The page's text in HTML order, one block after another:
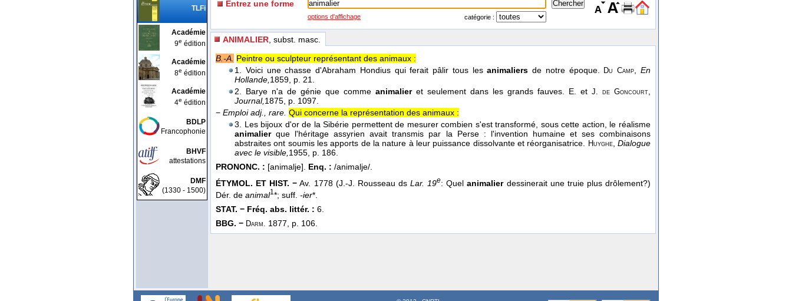
TLFi
Académie
9e édition
Académie
8e édition
Académie
4e édition
BDLP
Francophonie
BHVF
attestations
DMF
(1330 - 1500)
Entrez une forme
options d'affichage catégorie :
ANIMALIER , subst. masc.
B.-A. Peintre ou sculpteur représentant des animaux :
1. Voici une chasse d'Abraham Hondius qui ferait pâlir tous lesanimaliers de notre époque. Du Camp,En
Hollande,1859, p. 21.
2. Barye n'a de génie que comme animalieret seulement dans les grands fauves. E. et J. de Goncourt,
Journal,1875, p. 1097.
− Emploi adj., rare. Qui concerne la représentation des animaux :
3. Les bijoux d'or de la Sibérie permettent de mesurer combien s'est transformé, sous cette action, le réalisme
animalierque l'héritage assyrien avait transmis par la Perse : l'invention humaine et ses combinaisons
abstraites ont soumis les apports de la nature à leur puissance dissolvante et réorganisatrice. Huyghe,Dialogue
avec le visible,1955, p. 186.
PRONONC. : [animalje]. Enq. : /animalje/.
ÉTYMOL. ET HIST. − Av. 1778 (J.-J. Rousseau dsLar. 19e: Quelanimalierdessinerait une truie plus drôlement?)
Dér. de animal1 *; suff. -ier*.
STAT. − Fréq. abs. littér. : 6.
BBG. − Darm. 1877, p. 106.